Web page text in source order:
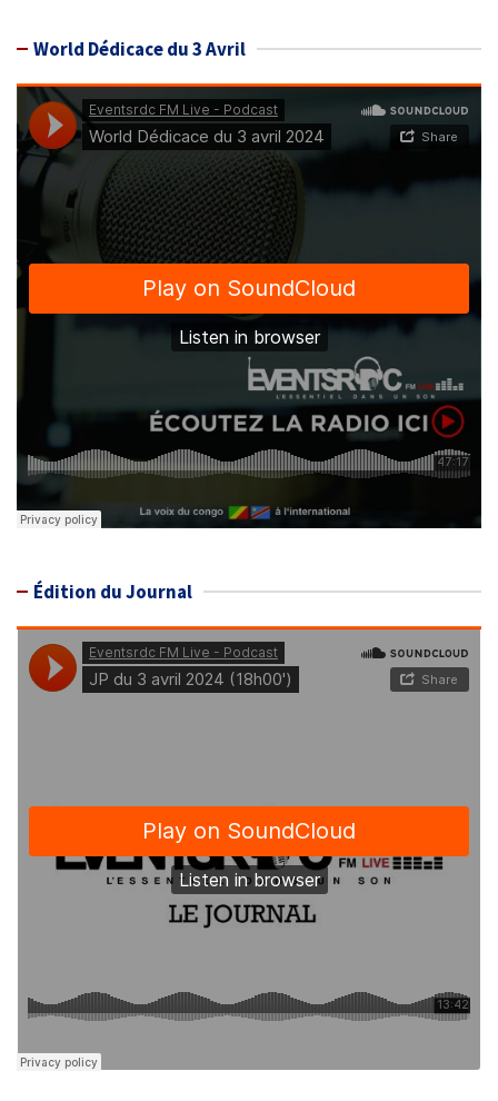
World Dédicace du 3 Avril
Édition du Journal